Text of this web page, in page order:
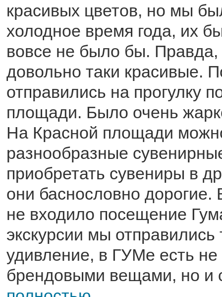
красивых цветов, но мы
холодное время года, их
вовсе не было бы.
довольно таки красивые.
отправились на прогулку
площади. Было очень
На Красной площади
разнообразные
приобретать сувениры в
они баснословно дорогие.
не входило посещение
экскурсии мы
удивление, в ГУМе есть не
брендовыми вещами, но и